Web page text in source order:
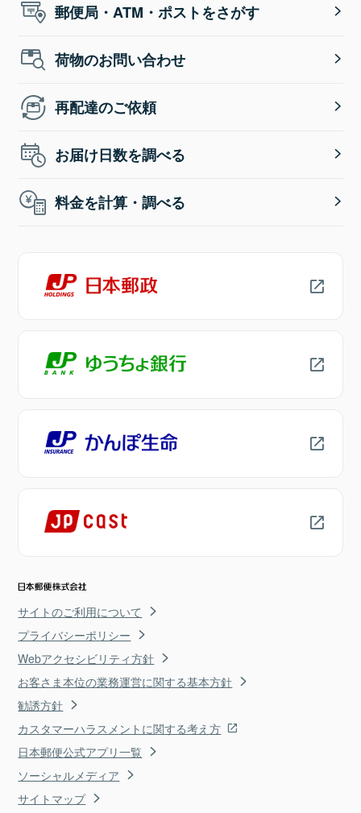
郵便局・ATM・ポストをさがす
荷物のお問い合わせ
再配達のご依頼
お届け日数を調べる
料金を計算・調べる
サイトのご利用について
プライバシーポリシー
Webアクセシビリティ方針
お客さま本位の業務運営に関する基本方針
勧誘方針
カスタマーハラスメントに関する考え方
日本郵便公式アプリ一覧
ソーシャルメディア
サイトマップ